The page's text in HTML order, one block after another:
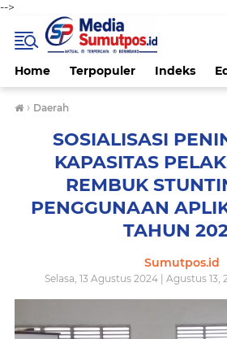
-->
Home Terpopuler Indeks
› Daerah
SOSIALISASI
KAPASITAS
REMBUK
PENGGUNAAN
TAHUN
Sumutpos.id
Selasa, 13 Agustus 2024 | Agustus 13,